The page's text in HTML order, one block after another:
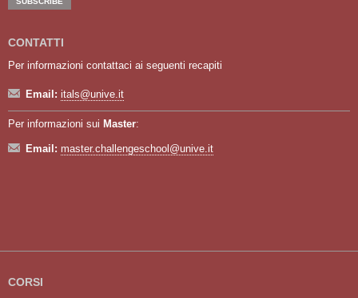
CONTATTI
Per informazioni contattaci ai seguenti recapiti
Email: itals@unive.it
Per informazioni sui Master:
Email: master.challengeschool@unive.it
CORSI